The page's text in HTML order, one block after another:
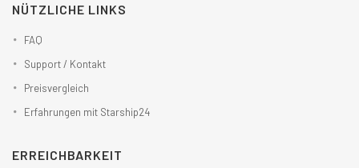
NÜTZLICHE LINKS
FAQ
Support / Kontakt
Preisvergleich
Erfahrungen mit Starship24
ERREICHBARKEIT